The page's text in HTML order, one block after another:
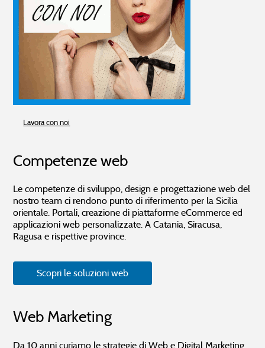
Lavora con noi
Competenze web
Le competenze di sviluppo, design e progettazione web del
nostro team ci rendono punto di riferimento per la Sicilia
orientale. Portali, creazione di piattaforme eCommerce ed
applicazioni web personalizzate. A Catania, Siracusa,
Ragusa e rispettive province.
Scopri le soluzioni web
Web Marketing
Da 10 anni curiamo le strategie di Web e Digital Marketing,